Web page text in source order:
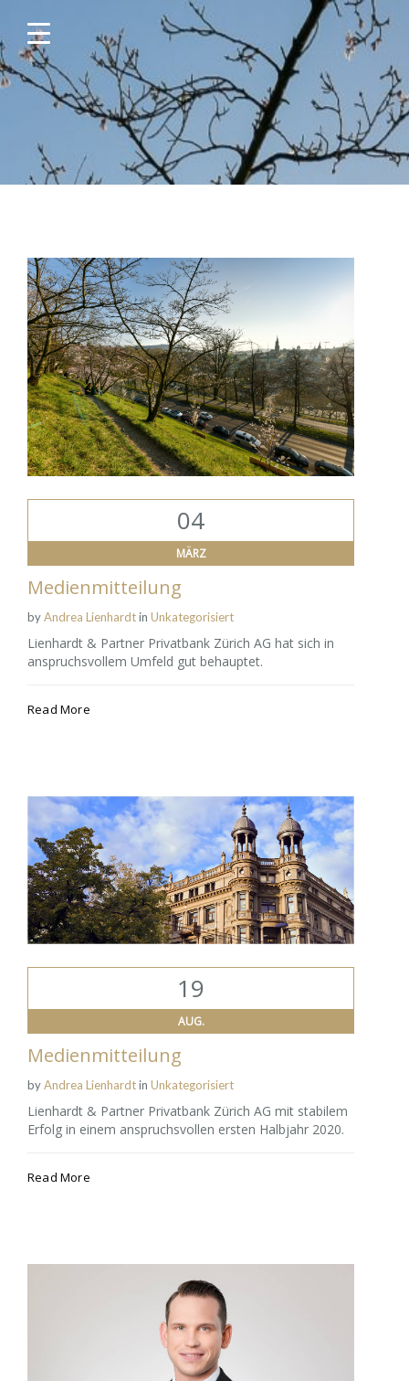
04
MÄRZ
Medienmitteilung
byAndrea Lienhardtin Unkategorisiert
Lienhardt & Partner Privatbank Zürich AG hat sich in
anspruchsvollem Umfeld gut behauptet.
Read More
19
AUG.
Medienmitteilung
byAndrea Lienhardtin Unkategorisiert
Lienhardt & Partner Privatbank Zürich AG mit stabilem
Erfolg in einem anspruchsvollen ersten Halbjahr 2020.
Read More